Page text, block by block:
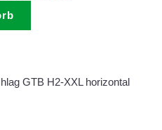
GTB H2-XXL horizontal